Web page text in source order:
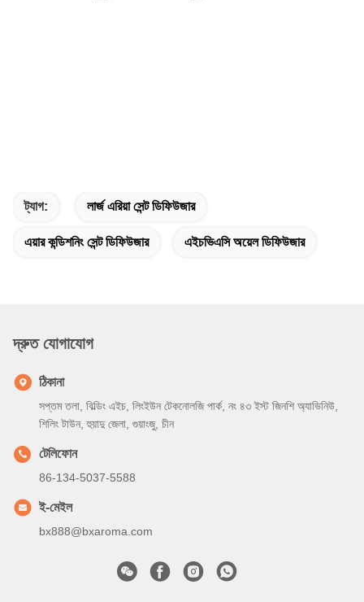
ট্যাগ: লার্জ এরিয়া সেন্ট ডিফিউজার
এয়ার কন্ডিশনিং সেন্ট ডিফিউজার এইচভিএসি অয়েল ডিফিউজার
দ্রুত যোগাযোগ
ঠিকানা
সপ্তম তলা, বিল্ডিং এইচ, লিংইউন টেকনোলজি পার্ক, নং ৪৩ ইস্ট জিনশি অ্যাভিনিউ,
শিলিং টাউন, হুয়াদু জেলা, গুয়াংজু, চীন
টেলিফোন
86-134-5037-5588
ই-মেইল
bx888@bxaroma.com